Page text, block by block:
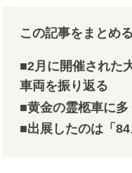
この記事をまとめ
■2月に開催された
車両を振り返る
■黄金の霊柩車に
■出展したのは「84